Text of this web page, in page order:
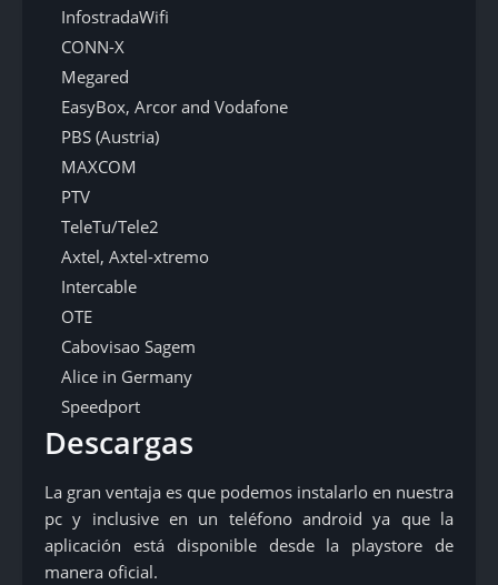
InfostradaWifi
CONN-X
Megared
EasyBox, Arcor and Vodafone
PBS (Austria)
MAXCOM
PTV
TeleTu/Tele2
Axtel, Axtel-xtremo
Intercable
OTE
Cabovisao Sagem
Alice in Germany
Speedport
Descargas
La gran ventaja es que podemos instalarlo en nuestra
pc y inclusive en un teléfono android ya que la
aplicación está disponible desde la playstore de
manera oficial.